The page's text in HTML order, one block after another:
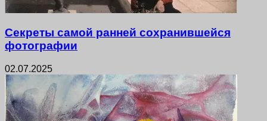
Секреты самой ранней сохранившейся
фотографии
02.07.2025